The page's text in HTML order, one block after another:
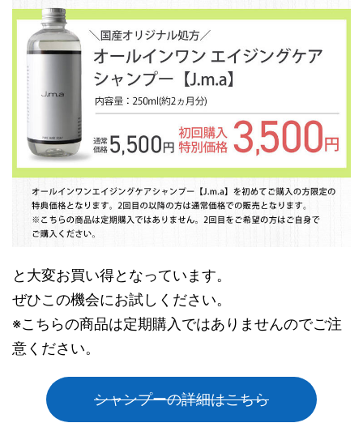
と大変お買い得となっています。
ぜひこの機会にお試しください。
※こちらの商品は定期購入ではありませんのでご注
意ください。
シャンプーの詳細はこちら